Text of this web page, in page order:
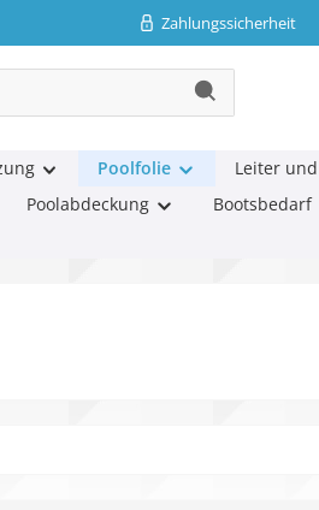
Zahlungssicherheit
Poolfolie Leiter
Poolabdeckung Bootsbedarf